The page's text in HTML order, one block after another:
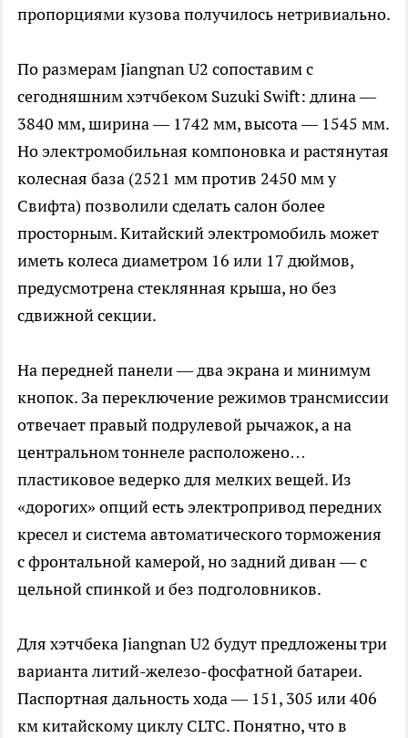
пропорциями кузова получилось нетривиально.
По размерам Jiangnan U2 сопоставим с
сегодняшним хэтчбеком Suzuki Swift: длина —
3840 мм, ширина — 1742 мм, высота — 1545 мм.
Но электромобильная компоновка и растянутая
колесная база (2521 мм против 2450 мм у
Свифта) позволили сделать салон более
просторным. Китайский электромобиль может
иметь колеса диаметром 16 или 17 дюймов,
предусмотрена стеклянная крыша, но без
сдвижной секции.
На передней панели — два экрана и минимум
кнопок. За переключение режимов трансмиссии
отвечает правый подрулевой рычажок, а на
центральном тоннеле расположено…
пластиковое ведерко для мелких вещей. Из
«дорогих» опций есть электропривод передних
кресел и система автоматического торможения
с фронтальной камерой, но задний диван — с
цельной спинкой и без подголовников.
Для хэтчбека Jiangnan U2 будут предложены три
варианта литий-железо-фосфатной батареи.
Паспортная дальность хода — 151, 305 или 406
км китайскому циклу CLTC. Понятно, что в